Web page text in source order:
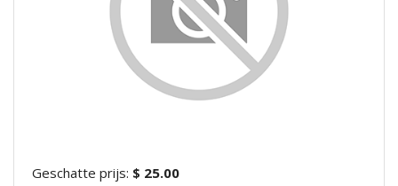
Geschatte prijs: $ 25.00